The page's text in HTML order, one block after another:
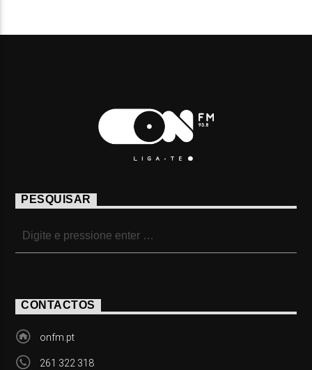
PESQUISAR
CONTACTOS
onfm.pt
261 322 318